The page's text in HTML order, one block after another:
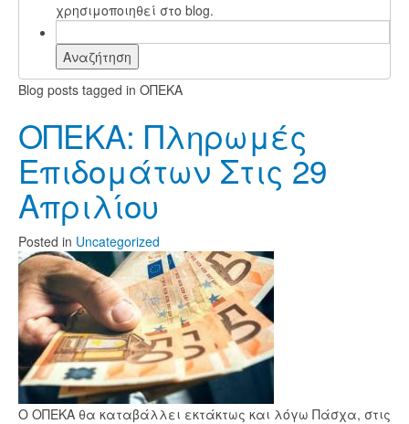
χρησιμοποιηθεί στο blog.
Αναζήτηση
Blog posts tagged in ΟΠΕΚΑ
ΟΠΕΚΑ: Πληρωμές
Επιδομάτων Στις 29
Απριλίου
Posted in Uncategorized
Ο ΟΠΕΚΑ θα καταβάλλει εκτάκτως και λόγω Πάσχα, στις